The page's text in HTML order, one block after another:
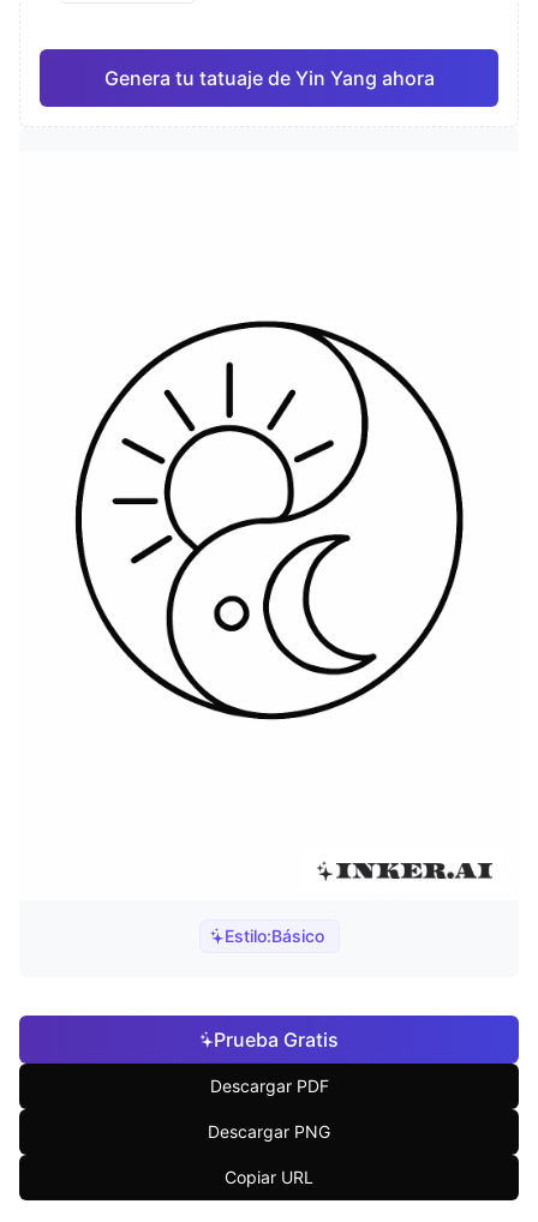
Estilo:Básico
Genera tu tatuaje de Yin Yang ahora
Prueba Gratis
Descargar PDF
Descargar PNG
Copiar URL